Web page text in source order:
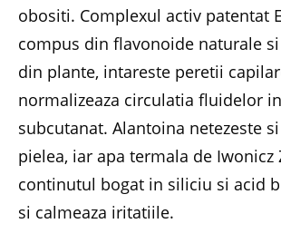
obositi. Complexul activ patentat
compus din flavonoide naturale
din plante, intareste peretii
normalizeaza circulatia fluidelor
subcutanat. Alantoina netezeste
pielea, iar apa termala de Iwonicz
continutul bogat in siliciu si acid
si calmeaza iritatiile.